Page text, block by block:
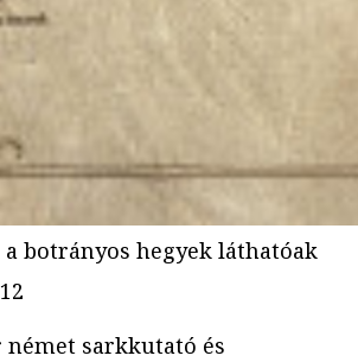
a botrányos hegyek láthatóak
német sarkkutató és